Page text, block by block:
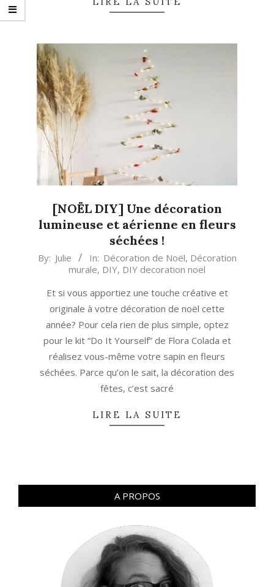
[NOËL DIY] Une décoration
lumineuse et aérienne en fleurs
séchées !
2021-
By: Julie In: Décoration de Noël, Décoration
murale, DIY, DIY decoration noel
Et si vous apportiez une touche créative et
originale à votre décoration de noël cette
année? Pour cela rien de plus simple, optez
pour le kit “Do It Yourself” de Flora Colada et
réalisez vous-même votre sapin en fleurs
séchées. Parce qu’on le sait, la décoration des
fêtes, c’est sacré
LIRE LA SUITE
A PROPOS